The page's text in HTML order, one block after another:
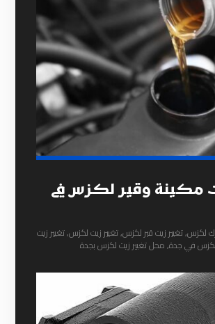
مكينة وقير لكزس في
لكزس,تغيير زيت قير لكزس,تغيير زيت لكزس,تغيير زيت
في جدة,محل تغيير زيت لكزس بجدة